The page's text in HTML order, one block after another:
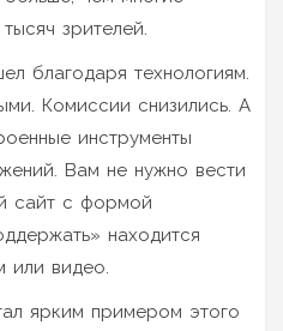
зрителей.
благодаря технологиям.
Комиссии снизились. А
инструменты
Вам не нужно вести
сайт с формой
находится
или видео.
ярким примером этого